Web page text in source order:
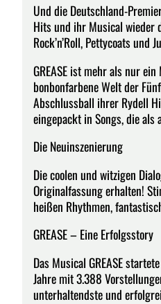
Und die Deutschland-
Hits und ihr Musical wieder
Rock’n’Roll, Pettycoats und
GREASE ist mehr als nur
bonbonfarbene Welt der
Abschlussball ihrer Rydell
eingepackt in Songs, die
Die Neuinszenierung
Die coolen und witzigen
Originalfassung erhalten!
heißen Rhythmen,
GREASE – Eine Erfolgsstory
Das Musical GREASE
Jahre mit 3.388
unterhaltendste und